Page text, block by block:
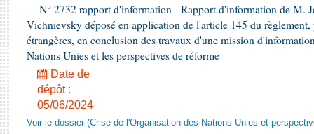
N° 2732 rapport d'information - Rapport d'information de M.
Vichnievsky déposé en application de l'article 145 du règlement,
étrangères, en conclusion des travaux d'une mission
Nations Unies et les perspectives de réforme
Date de
dépôt :
05/06/2024
Voir le dossier (Crise de l'Organisation des Nations Unies et